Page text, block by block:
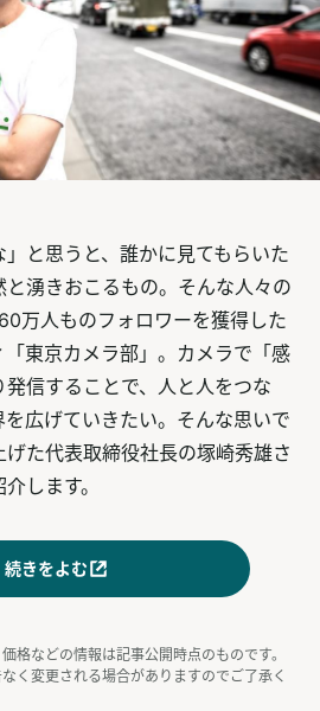
」と思うと、誰かに見てもらいた
湧きおこるもの。そんな人々の
万人ものフォロワーを獲得した
東京カメラ部」。カメラで「感
信することで、人と人をつな
広げていきたい。そんな思いで
た代表取締役社長の塚崎秀雄さ
します。
続きをよむ
格などの情報は記事公開時点のものです。
く変更される場合がありますのでご了承く